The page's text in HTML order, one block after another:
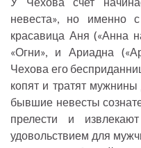
невеста», но именно с
красавица Аня («Анна
«Огни», и Ариадна
Чехова его
копят и тратят мужнины
бывшие невесты
прелести и
удовольствием для